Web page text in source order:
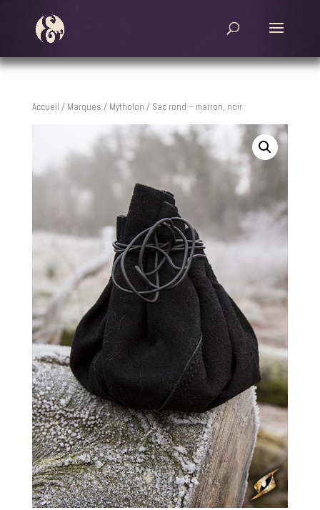
Accueil / Marques / Mytholon / Sac rond – marron, noir